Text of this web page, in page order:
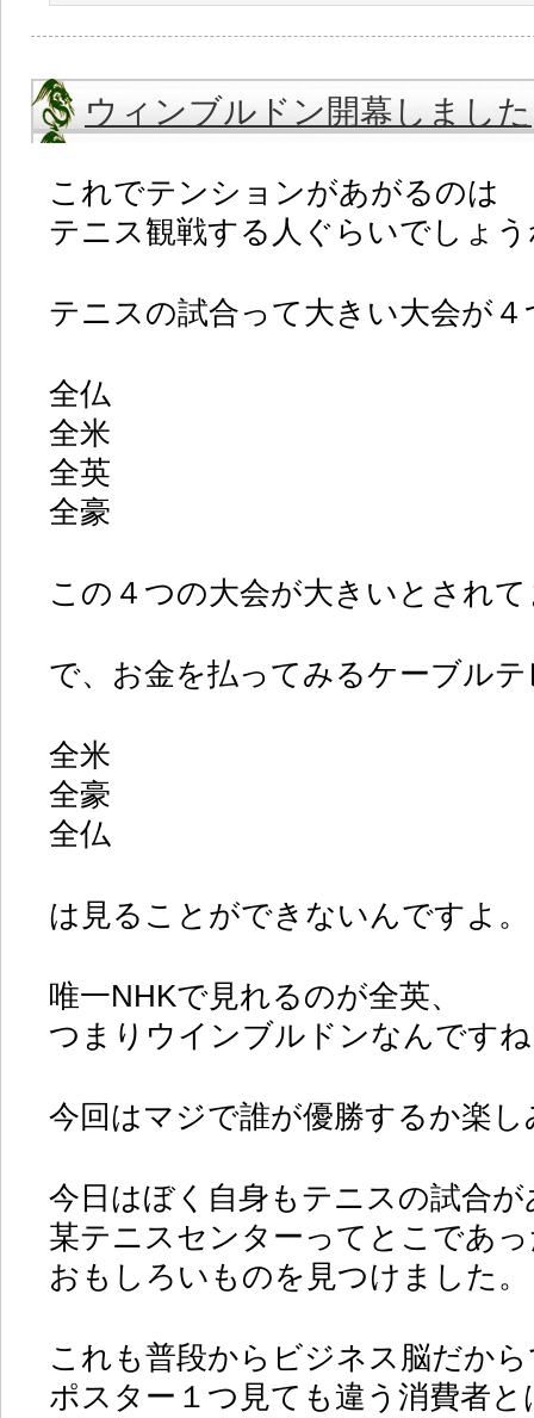
ウィンブルドン開幕しました
これでテンションがあがるのは
テニス観戦する人ぐらいでしょ
テニスの試合って大きい大会が
全仏
全米
全英
全豪
この４つの大会が大きいとされ
で、お金を払ってみるケーブル
全米
全豪
全仏
は見ることができないんですよ。
唯一NHKで見れるのが全英、
つまりウインブルドンなんです
今回はマジで誰が優勝するか楽し
今日はぼく自身もテニスの試合
某テニスセンターってとこであ
おもしろいものを見つけました。
これも普段からビジネス脳だか
ポスター１つ見ても違う消費者